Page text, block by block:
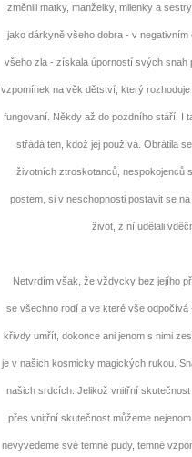
změnili matky, manželky, milenky a
jako dárkyně všeho dobra - v
všeho zla - získala úporností svých snah
vzpomínek na věk dětství, který
fungovaní. Někdy až do pozdního stáří. I
střádá ten, kdož jej používá. Obrátila
životních ztroskotanců, nespokojenců
postem, si v neschopnosti postavit se
život, z ní udělali
Netvrdím však, že vždycky bez jejího
se všechno rodí a ve které vše
křivdy umřít, dokonce ani jenom s nimi
je v našich kosmicky magických rukou.
našich srdcích. Jelikož vnitřní
přes vnitřní skutečnost můžeme
nevyvedeme své temné pudy, temné